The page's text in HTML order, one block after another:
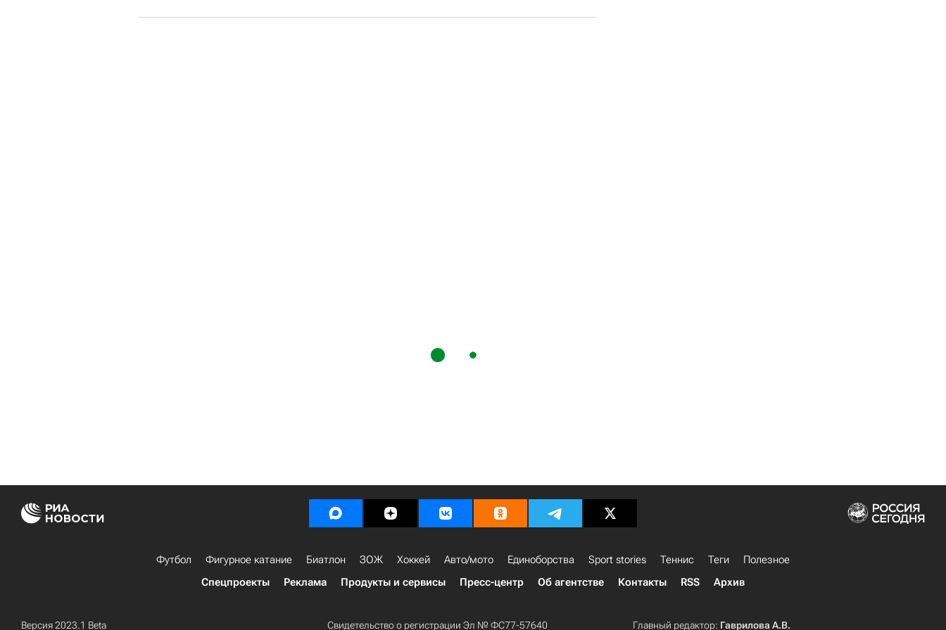
Футбол Фигурное катание Биатлон ЗОЖ Хоккей Авто/мото Единоборства Sport stories Теннис Теги
Полезное
Спецпроекты
Реклама Продукты и сервисы Пресс-центр Об агентстве Контакты RSS Архив
Версия 2023.1 Beta Свидетельство о регистрации Эл № ФС77-57640 Главный редактор: Гаврилова А.В.